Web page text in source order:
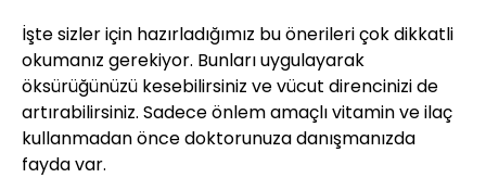
İşte sizler için hazırladığımız bu önerileri çok dikkatli
okumanız gerekiyor. Bunları uygulayarak
öksürüğünüzü kesebilirsiniz ve vücut direncinizi de
artırabilirsiniz. Sadece önlem amaçlı vitamin ve ilaç
kullanmadan önce doktorunuza danışmanızda
fayda var.